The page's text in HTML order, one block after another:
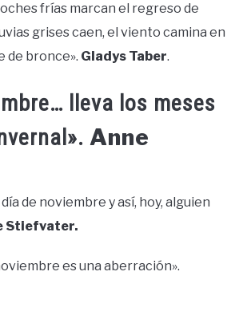
frías marcan el regreso de
grises caen, el viento camina en
de bronce». Gladys Taber.
lleva los meses
Anne
de noviembre y así, hoy, alguien
Stiefvater.
es una aberración».